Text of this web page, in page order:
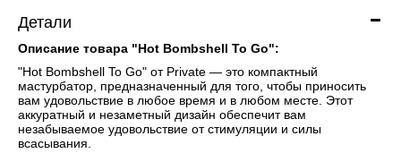
Детали
Описание товара "Hot Bombshell To Go":
"Hot Bombshell To Go" от Private — это компактный
мастурбатор, предназначенный для того, чтобы приносить
вам удовольствие в любое время и в любом месте. Этот
аккуратный и незаметный дизайн обеспечит вам
незабываемое удовольствие от стимуляции и силы
всасывания.